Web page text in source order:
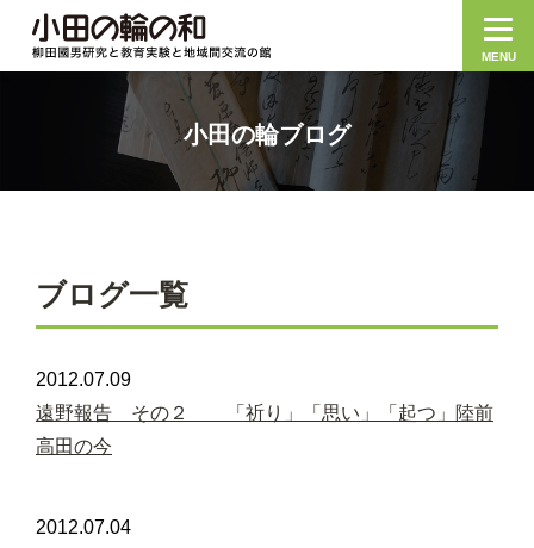
MENU
小田の輪ブログ
ブログ一覧
2012.07.09
遠野報告 その２ 「祈り」「思い」「起つ」陸前
高田の今
2012.07.04